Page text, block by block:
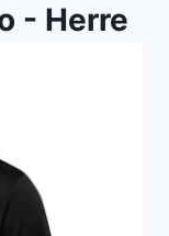
- Herre